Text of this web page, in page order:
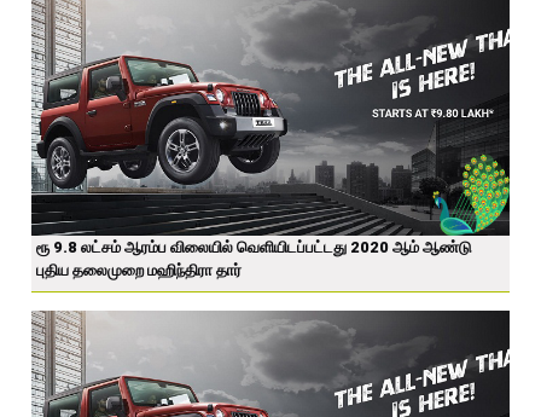
ரூ 9.8 லட்சம் ஆரம்ப விலையில் வெளியிடப்பட்டது 2020 ஆம் ஆண்டு
புதிய தலைமுறை மஹிந்திரா தார்